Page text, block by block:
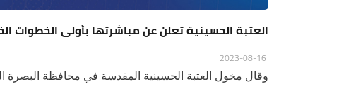
العتبة الحسينية تعلن عن مباشرتها بأولى الخطوات
وقال مخول العتبة الحسينية المقدسة في محافظة